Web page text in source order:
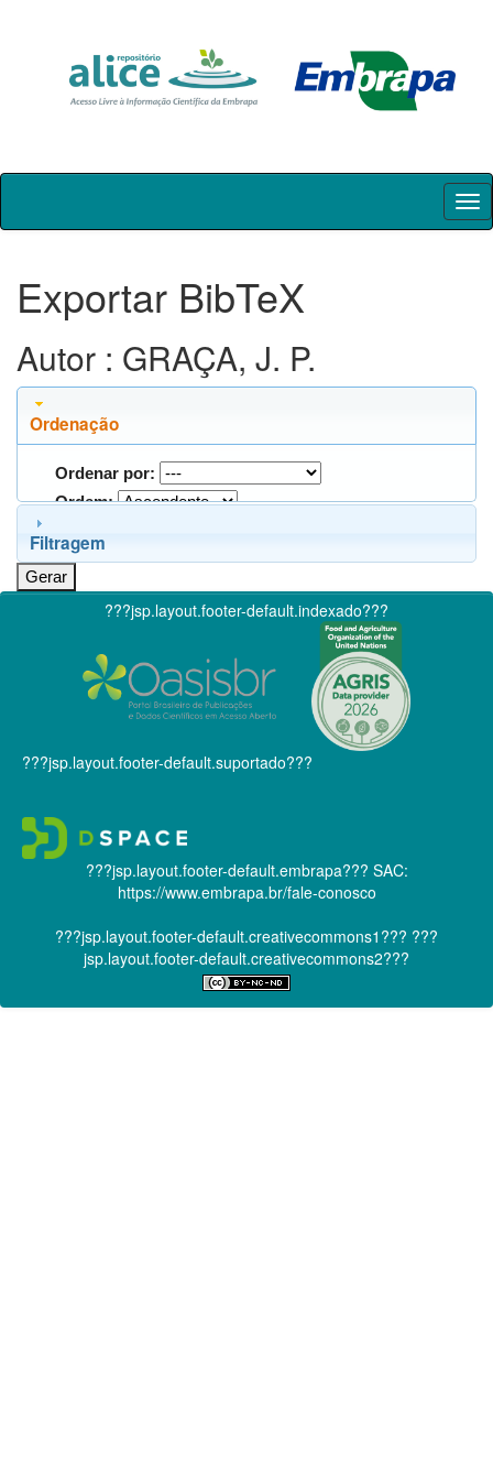
Skip
Exportar BibTeX
Autor : GRAÇA, J. P.
Ordenação
Ordenar por:
Ordem:
Filtragem
???jsp.layout.footer-default.indexado???
???jsp.layout.footer-default.suportado???
???jsp.layout.footer-default.embrapa??? SAC:
https://www.embrapa.br/fale-conosco
???jsp.layout.footer-default.creativecommons1??? ???
jsp.layout.footer-default.creativecommons2???